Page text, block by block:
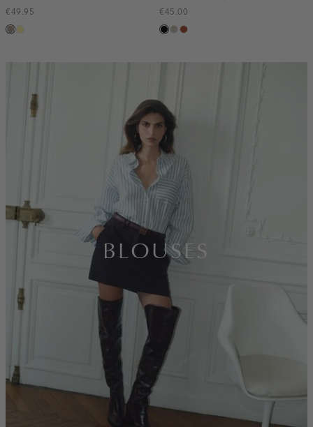
€49.95
taupe,
lichtgeel
€45.00
zwart
taupe,
bruin
BLOUSES